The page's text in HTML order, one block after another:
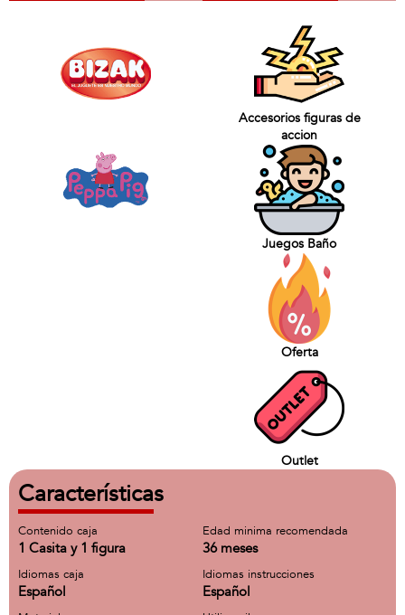
Accesorios figuras de
accion
Juegos Baño
Oferta
Outlet
Características
Contenido caja
1 Casita y 1 figura
Edad minima recomendada
36 meses
Idiomas caja
Español
Idiomas instrucciones
Español